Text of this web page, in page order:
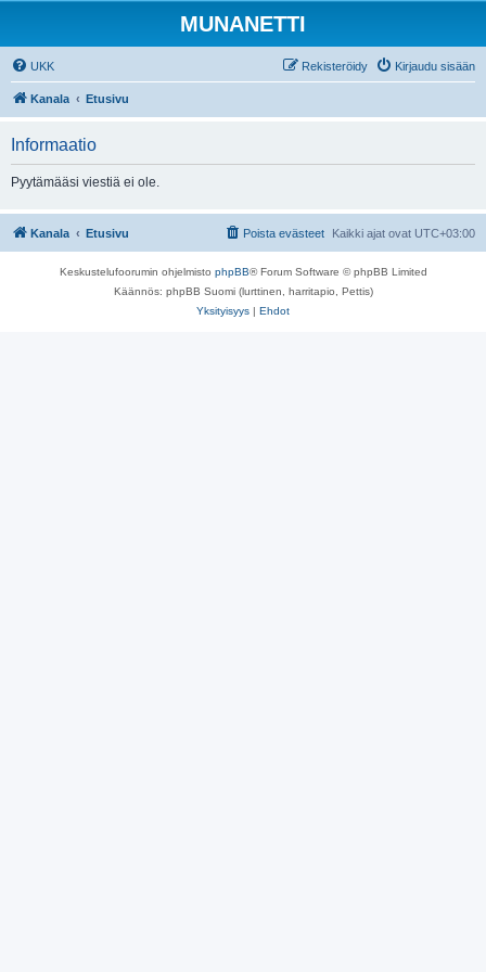
MUNANETTI
UKK Kirjaudu sisään
Rekisteröidy
Kanala Etusivu
Informaatio
Pyytämääsi viestiä ei ole.
Kanala Etusivu Kaikki ajat ovat UTC+03:00
Poista evästeet
Keskustelufoorumin ohjelmisto phpBB® Forum Software © phpBB Limited
Käännös: phpBB Suomi (lurttinen, harritapio, Pettis)
Yksityisyys | Ehdot